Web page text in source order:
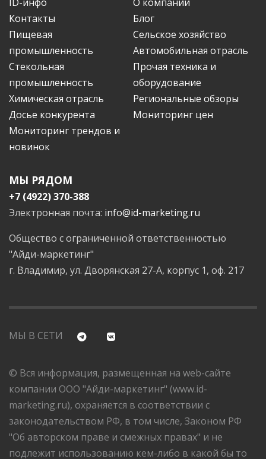
Контакты
Блог
Пищевая
промышленность
Сельское хозяйство
Автомобильная отрасль
Стекольная
промышленность
Прочая техника и
оборудование
Химическая отрасль
Региональные обзоры
Досье конкурента
Мониторинг цен
Мониторинг трендов и
новинок
МЫ РЯДОМ
+7 (4922) 370-388
Электронная почта: info@id-marketing.ru
Общество с ограниченной ответственностью
"Айди-маркетинг"
г. Владимир, ул. Дворянская 27-А, корпус 1, оф. 217
МЫ В СЕТИ
© Вся информация, размещенная на web-сайте
компании ООО "Айди-маркетинг" (www.id-
marketing.ru), охраняется в соответствии с
законодательством РФ, в том числе, Законом РФ
"Об авторском праве и смежных правах" и не
подлежит использованию кем-либо в какой бы то